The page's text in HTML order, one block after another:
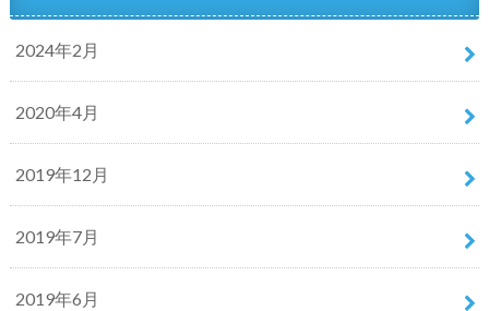
2024年2月
2020年4月
2019年12月
2019年7月
2019年6月